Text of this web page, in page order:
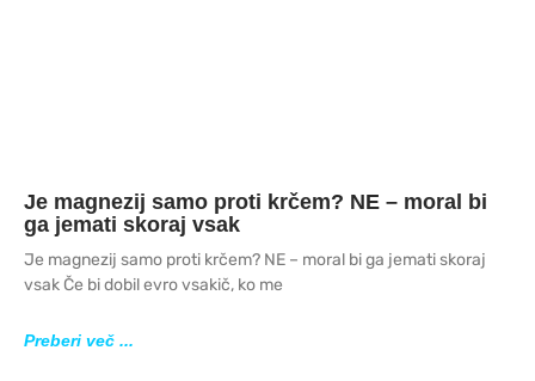
Je magnezij samo proti krčem? NE – moral bi
ga jemati skoraj vsak
Je magnezij samo proti krčem? NE – moral bi ga jemati skoraj
vsak Če bi dobil evro vsakič, ko me
Preberi več ...